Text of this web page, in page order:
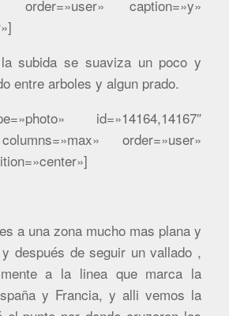
order=»user» caption=»y»
subida se suaviza un poco y
entre arboles y algun prado.
id=»14164,14167″
order=»user»
a una zona mucho mas plana y
después de seguir un vallado ,
a la linea que marca la
y Francia, y alli vemos la